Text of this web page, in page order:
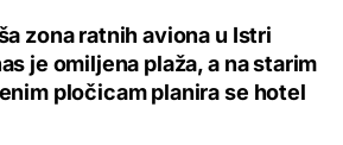
zona ratnih aviona u Istri
je omiljena plaža, a na starim
pločicam planira se hotel